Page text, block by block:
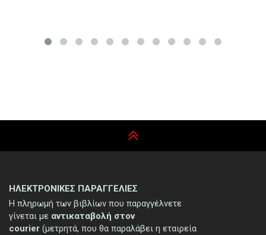
ΗΛΕΚΤΡΟΝΙΚΕΣ ΠΑΡΑΓΓΕΛΙΕΣ
Η πληρωμή των βιβλίων που παραγγέλνετε
γίνεται με αντικαταβολή στον
courier (μετρητά, που θα παραλάβει η εταιρεία